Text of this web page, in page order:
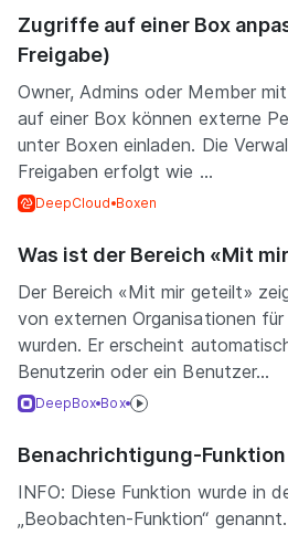
Zugriffe auf einer Box
Freigabe)
Owner, Admins oder Member
auf einer Box können externe
unter Boxen einladen. Die
Freigaben erfolgt wie ...
DeepCloud Boxen
Was ist der Bereich «Mit
Der Bereich «Mit mir geteilt»
von externen Organisationen für
wurden. Er erscheint
Benutzerin oder ein Benutzer...
DeepBox Box
Benachrichtigung-Funktion
INFO: Diese Funktion wurde in
„Beobachten-Funktion“